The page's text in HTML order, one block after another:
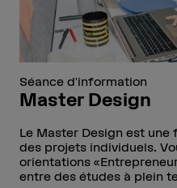
Séance d'information
Master Design
Le Master Design est une
des projets individuels.
orientations
entre des études à plein